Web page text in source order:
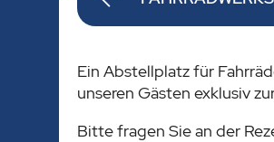
Ein Abstellplatz für
unseren Gästen exklusiv
Bitte fragen Sie an der